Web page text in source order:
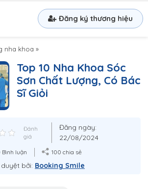
Đăng ký thương hiệu
nha khoa »
Top 10 Nha Khoa Sóc
Sơn Chất Lượng, Có Bác
Sĩ Giỏi
Đánh
giá
Đăng ngày:
22/08/2024
Bình luận 100 chia sẻ
bởi: Booking Smile